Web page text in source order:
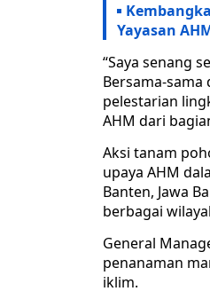
Yayasan
“Saya senang
Bersama-
pelestarian
AHM dari
Aksi tanam
upaya AHM
Banten, Jawa
berbagai
General
penanaman
iklim.